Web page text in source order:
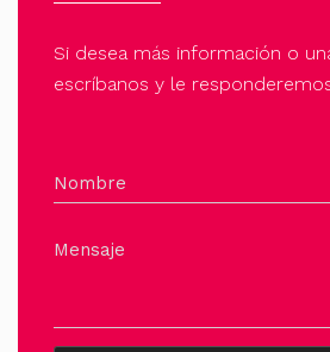
Si desea más información o
escríbanos y le
Nombre
Mensaje